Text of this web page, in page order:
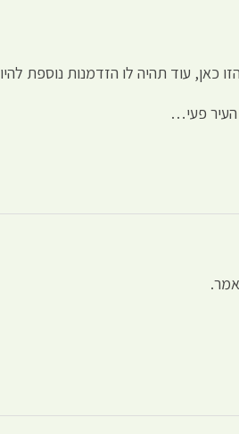
כאן, עוד תהיה לו הזדמנות נוספת
פעי…